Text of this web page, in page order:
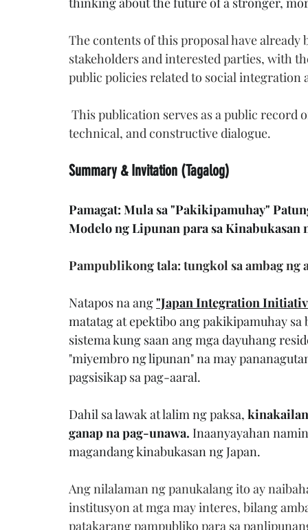
The contents of this proposal have
stakeholders and interested parties, with
public policies related to social integration
technical, and constructive dialogue.
Summary & Invitation (Tagalog)
Pamagat: Mula sa "Pakikipamuhay"
Modelo ng Lipunan para sa Kinabukasan
Pampublikong tala: tungkol sa ambag ng
Natapos na ang "Japan Integration
matatag at epektibo ang pakikipamuhay
sistema kung saan ang mga dayuhang
"miyembro ng lipunan" na may
pagsisikap sa pag-aaral.
Dahil sa lawak at lalim ng paksa,
ganap na pag-unawa. Inaanyayahan
magandang kinabukasan ng Japan.
Ang nilalaman ng panukalang ito ay
institusyon at mga may interes, bilang
patakarang pampubliko para sa